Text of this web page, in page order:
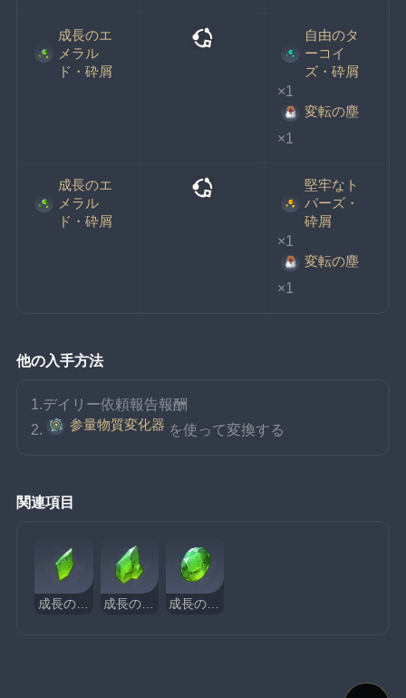
成長のエ
メラル
ド・砕屑
自由のタ
ーコイ
ズ・砕屑
×1
変転の塵
×1
成長のエ
メラル
ド・砕屑
堅牢なト
パーズ・
砕屑
×1
変転の塵
×1
他の入手方法
1.デイリー依頼報告報酬
2.
参量物質変化器 を使って変換する
関連項目
成長のエメラルド・欠片